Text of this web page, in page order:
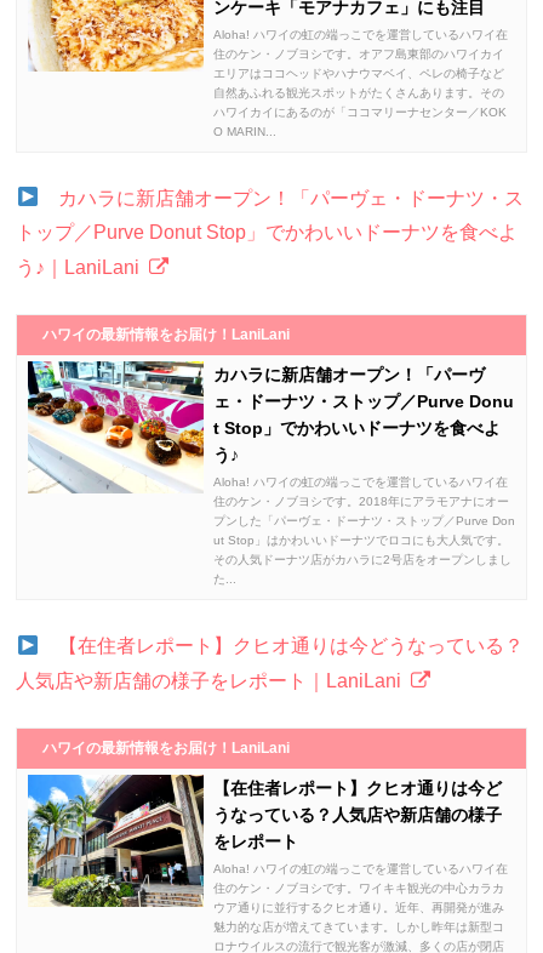
ンケーキ「モアナカフェ」にも注目
Aloha! ハワイの虹の端っこでを運営しているハワイ在
住のケン・ノブヨシです。オアフ島東部のハワイカイ
エリアはココヘッドやハナウマベイ、ペレの椅子など
自然あふれる観光スポットがたくさんあります。その
ハワイカイにあるのが「ココマリーナセンター／KOK
O MARIN...
カハラに新店舗オープン！「パーヴェ・ドーナツ・ス
トップ／Purve Donut Stop」でかわいいドーナツを食べよ
う♪｜LaniLani
ハワイの最新情報をお届け！LaniLani
カハラに新店舗オープン！「パーヴ
ェ・ドーナツ・ストップ／Purve Donu
t Stop」でかわいいドーナツを食べよ
う♪
Aloha! ハワイの虹の端っこでを運営しているハワイ在
住のケン・ノブヨシです。2018年にアラモアナにオー
プンした「パーヴェ・ドーナツ・ストップ／Purve Don
ut Stop」はかわいいドーナツでロコにも大人気です。
その人気ドーナツ店がカハラに2号店をオープンしまし
た...
【在住者レポート】クヒオ通りは今どうなっている？
人気店や新店舗の様子をレポート｜LaniLani
ハワイの最新情報をお届け！LaniLani
【在住者レポート】クヒオ通りは今ど
うなっている？人気店や新店舗の様子
をレポート
Aloha! ハワイの虹の端っこでを運営しているハワイ在
住のケン・ノブヨシです。ワイキキ観光の中心カラカ
ウア通りに並行するクヒオ通り。近年、再開発が進み
魅力的な店が増えてきています。しかし昨年は新型コ
ロナウイルスの流行で観光客が激減、多くの店が閉店